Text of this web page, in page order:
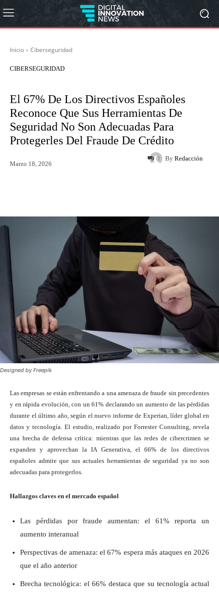
Inicio Ciberseguridad
CIBERSEGURIDAD
El 67% De Los Directivos Españoles
Reconoce Que Sus Herramientas De
Seguridad No Son Adecuadas Para
Protegerles Del Fraude De Crédito
By Redacción
Marzo 18, 2026
0
Designed by Freepik
Las empresas se están enfrentando a una amenaza de fraude sin precedentes
y en rápida evolución, con un 61% declarando un aumento de las pérdidas
durante el último año, según el nuevo informe de Experian, líder global en
datos y tecnología. El estudio, realizado por Forrester Consulting, revela
una brecha de defensa crítica: mientras que las redes de cibercrimen se
expanden y aprovechan la IA Generativa, el 66% de los directivos
españoles admite que sus actuales herramientas de seguridad ya no son
adecuadas para protegerlos.
Hallazgos claves en el mercado español
Las pérdidas por fraude aumentan: el 61% reporta un
aumento interanual
Perspectivas de amenaza: el 67% espera más ataques en 2026
que el año anterior
Brecha tecnológica: el 66% destaca que su tecnología actual